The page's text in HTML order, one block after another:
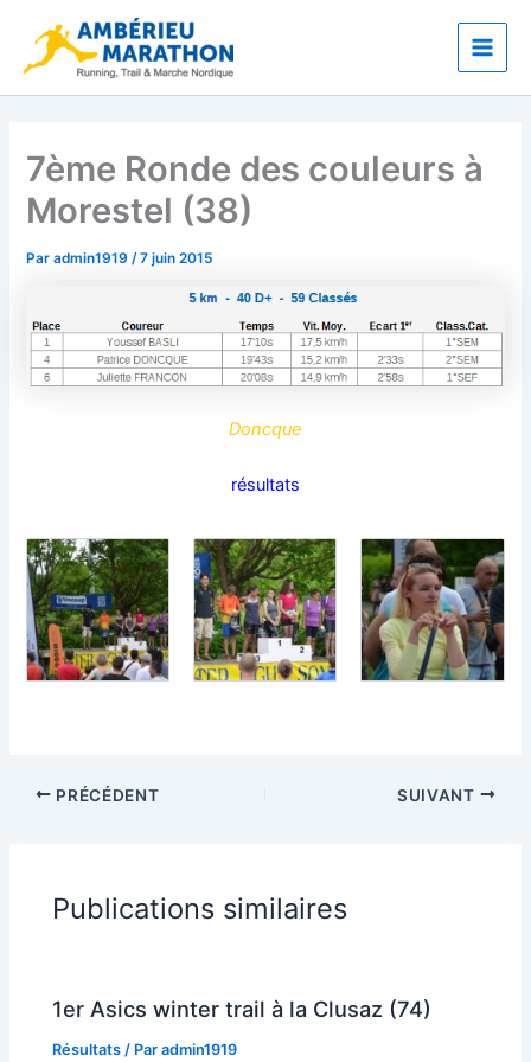
contenu
Main
7ème Ronde des couleurs à
Morestel (38)
Paradmin1919/7 juin 2015
Doncque
résultats
PRÉCÉDENT SUIVANT
Publications similaires
1er Asics winter trail à la Clusaz (74)
Résultats / Paradmin1919